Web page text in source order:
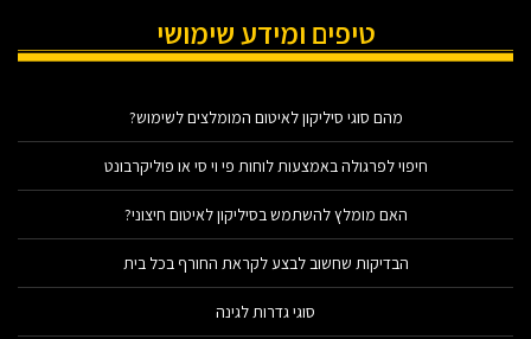
טיפים ומידע שימושי
מהם סוגי סיליקון לאיטום המומלצים לשימוש?
חיפוי לפרגולה באמצעות לוחות פי וי סי או פוליקרבונט
האם מומלץ להשתמש בסיליקון לאיטום חיצוני?
הבדיקות שחשוב לבצע לקראת החורף בכל בית
סוגי גדרות לגינה